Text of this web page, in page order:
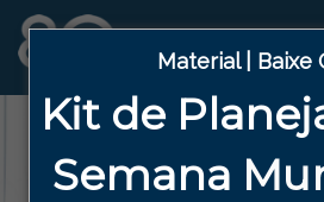
Material | Baixe
Kit de
Semana Blog